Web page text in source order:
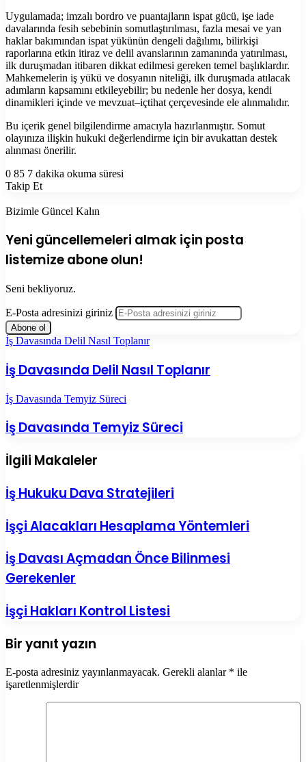
Uygulamada; imzalı bordro ve puantajların ispat gücü, işe iade
davalarında fesih sebebinin somutlaştırılması, fazla mesai ve yan
haklar bakımından ispat yükünün dengeli dağılımı, bilirkişi
raporlarına etkin itiraz ve delil avanslarının zamanında yatırılması,
ilk duruşmadan itibaren dikkat edilmesi gereken temel başlıklardır.
Mahkemelerin iş yükü ve dosyanın niteliği, ilk duruşmada atılacak
adımların kapsamını etkileyebilir; bu nedenle her dosya, kendi
dinamikleri içinde ve mevzuat–içtihat çerçevesinde ele alınmalıdır.
Bu içerik genel bilgilendirme amacıyla hazırlanmıştır. Somut
olayınıza ilişkin hukuki değerlendirme için bir avukattan destek
alınması önerilir.
0 85 7 dakika okuma süresi
Takip Et
Bizimle Güncel Kalın
Yeni güncellemeleri almak için posta
listemize abone olun!
Seni bekliyoruz.
E-Posta adresinizi giriniz
İş Davasında Delil Nasıl Toplanır
İş Davasında Delil Nasıl Toplanır
İş Davasında Temyiz Süreci
İş Davasında Temyiz Süreci
İlgili Makaleler
İş Hukuku Dava Stratejileri
İşçi Alacakları Hesaplama Yöntemleri
İş Davası Açmadan Önce Bilinmesi
Gerekenler
İşçi Hakları Kontrol Listesi
Bir yanıt yazın
E-posta adresiniz yayınlanmayacak. Gerekli alanlar * ile
işaretlenmişlerdir